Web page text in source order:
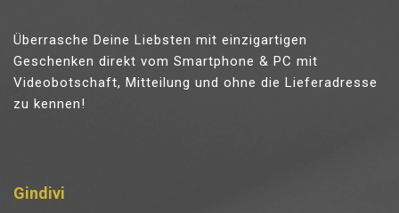
Überrasche Deine Liebsten mit einzigartigen
Geschenken direkt vom Smartphone & PC mit
Videobotschaft, Mitteilung und ohne die Lieferadresse
zu kennen!
Gindivi